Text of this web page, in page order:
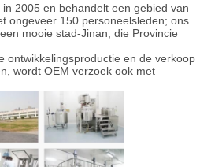
2005 en behandelt een gebied van
ongeveer 150 personeelsleden; ons
mooie stad-Jinan, die Provincie
ontwikkelingsproductie en de verkoop
wordt OEM verzoek ook met